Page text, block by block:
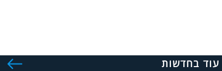
עוד בחדשות